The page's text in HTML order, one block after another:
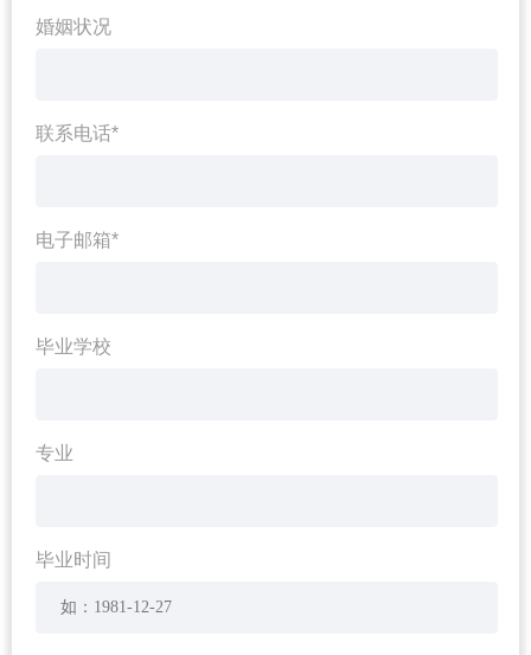
婚姻状况
联系电话*
电子邮箱*
毕业学校
专业
毕业时间